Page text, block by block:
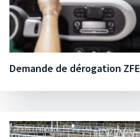
Demande de dérogation ZFE